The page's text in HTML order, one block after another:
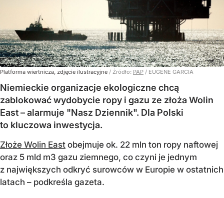
Platforma wiertnicza, zdjęcie ilustracyjne / Źródło: PAP / EUGENE GARCIA
Niemieckie organizacje ekologiczne chcą
zablokować wydobycie ropy i gazu ze złoża Wolin
East – alarmuje "Nasz Dziennik". Dla Polski
to kluczowa inwestycja.
Złoże Wolin East obejmuje ok. 22 mln ton ropy naftowej
oraz 5 mld m3 gazu ziemnego, co czyni je jednym
z największych odkryć surowców w Europie w ostatnich
latach – podkreśla gazeta.